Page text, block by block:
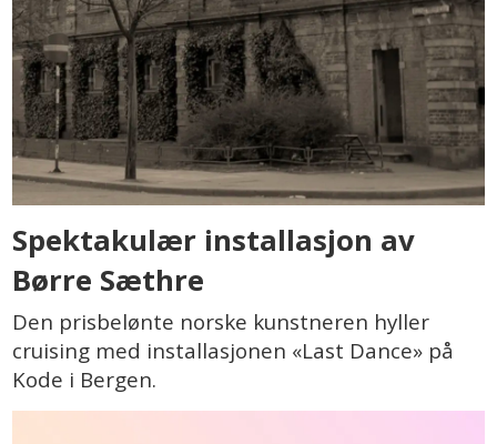
Spektakulær installasjon av
Børre Sæthre
Den prisbelønte norske kunstneren hyller
cruising med installasjonen «Last Dance» på
Kode i Bergen.